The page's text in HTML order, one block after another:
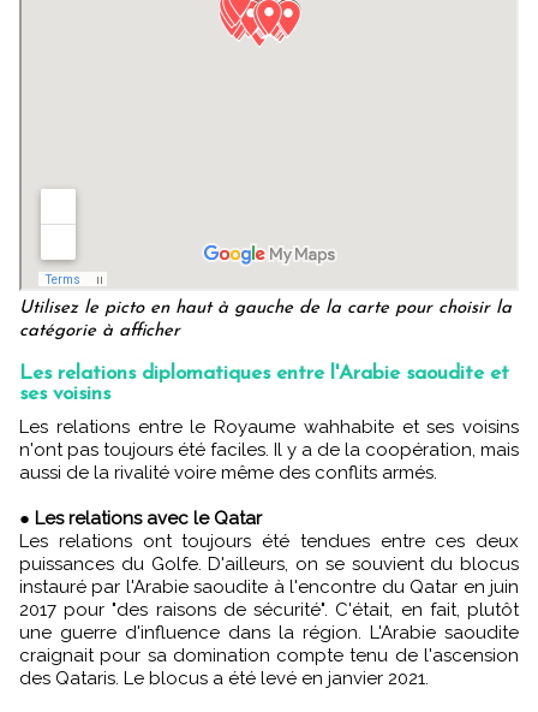
Utilisez le picto en haut à gauche de la carte pour choisir la
catégorie à afficher
Les relations diplomatiques entre l'Arabie saoudite et
ses voisins
Les relations entre le Royaume wahhabite et ses voisins
n'ont pas toujours été faciles. Il y a de la coopération, mais
aussi de la rivalité voire même des conflits armés.
● Les relations avec le Qatar
Les relations ont toujours été tendues entre ces deux
puissances du Golfe. D'ailleurs, on se souvient du blocus
instauré par l'Arabie saoudite à l'encontre du Qatar en juin
2017 pour "des raisons de sécurité". C'était, en fait, plutôt
une guerre d'influence dans la région. L'Arabie saoudite
craignait pour sa domination compte tenu de l'ascension
des Qataris. Le blocus a été levé en janvier 2021.